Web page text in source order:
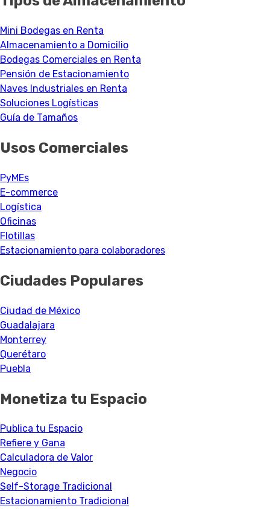
Mini Bodegas en Renta
Almacenamiento a Domicilio
Bodegas Comerciales en Renta
Pensión de Estacionamiento
Naves Industriales en Renta
Soluciones Logísticas
Guía de Tamaños
Usos Comerciales
PyMEs
E-commerce
Logística
Oficinas
Flotillas
Estacionamiento para colaboradores
Ciudades Populares
Ciudad de México
Guadalajara
Monterrey
Querétaro
Puebla
Monetiza tu Espacio
Publica tu Espacio
Refiere y Gana
Calculadora de Valor
Negocio
Self-Storage Tradicional
Estacionamiento Tradicional